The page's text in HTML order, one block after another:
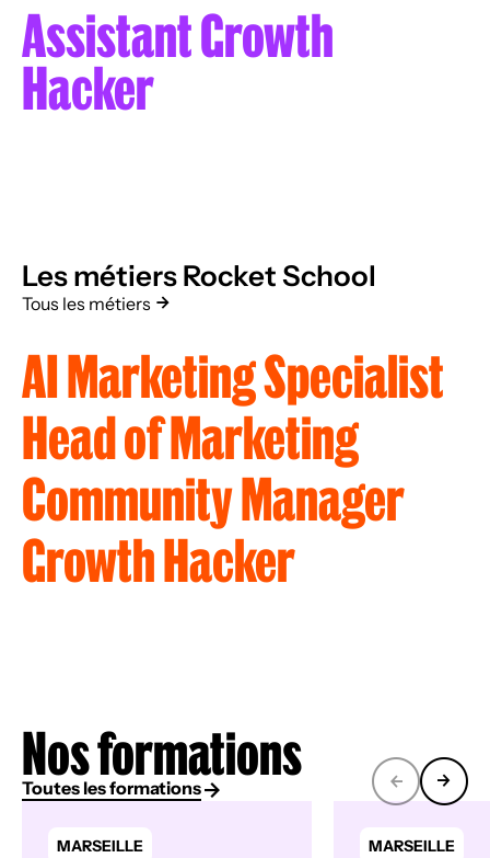
Assistant Growth
Hacker
Les métiers Rocket School
Tous les métiers
AI Marketing Specialist
Head of Marketing
Community Manager
Growth Hacker
Nos formations
Toutes les formations
MARSEILLE MARSEILLE